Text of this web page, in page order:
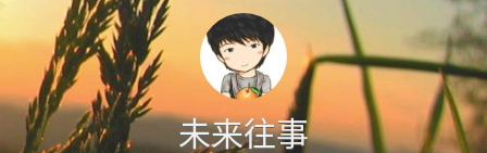
未来往事